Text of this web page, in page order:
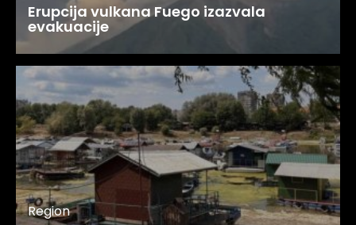
Erupcija vulkana Fuego izazvala
evakuacije
Region